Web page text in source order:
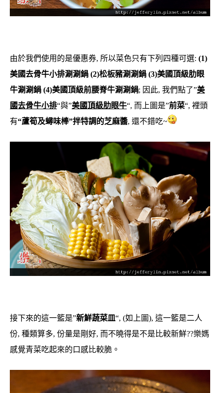
由於我們使用的是優惠券, 所以菜色只有下列四種可選: (1)
美國去骨牛小排涮涮鍋 (2)松板豬涮涮鍋 (3)美國頂級肋眼
牛涮涮鍋 (4)美國頂級前腰脊牛涮涮鍋; 因此, 我們點了”美
國去骨牛小排“與”美國頂級肋眼牛“, 而上圖是”前菜“, 裡頭
有“蘆筍及蟳味棒”拌特調的芝麻醬, 還不錯吃~
接下來的這一籃是”新鮮蔬菜皿“, (如上圖), 這一籃是二人
份, 種類算多, 份量是剛好, 而不曉得是不是比較新鮮??樂媽
感覺青菜吃起來的口感比較脆。